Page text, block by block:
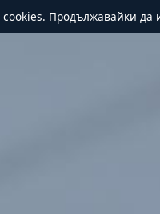
cookies. Продължавайки да